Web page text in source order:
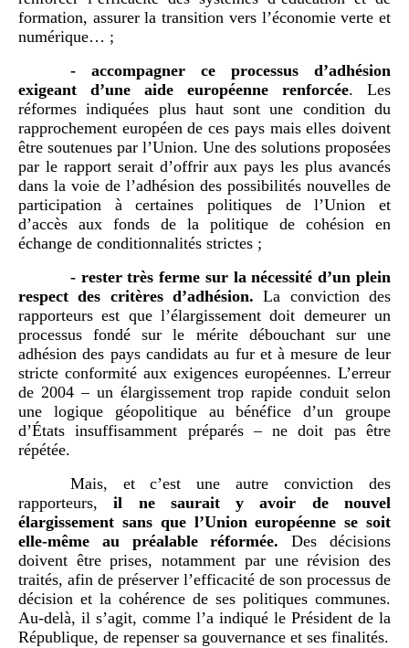
formation, assurer la transition vers l’économie verte et
numérique… ;
-
accompagner ce processus d’adhésion
exigeant d’une aide européenne renforcée. Les
réformes indiquées plus haut sont une condition du
rapprochement européen de ces pays mais elles doivent
être soutenues par l’Union. Une des solutions proposées
par le rapport serait d’offrir aux pays les plus avancés
dans la voie de l’adhésion des possibilités nouvelles de
participation à certaines politiques de l’Union et
d’accès aux fonds de la politique de cohésion en
échange de conditionnalités strictes ;
- rester très ferme sur la nécessité d’un plein
respect des critères d’adhésion.La conviction des
rapporteurs est que l’élargissement doit demeurer un
processus fondé sur le mérite débouchant sur une
adhésion des pays candidats au fur et à mesure de leur
stricte conformité aux exigences européennes. L’erreur
de 2004 – un élargissement trop rapide conduit selon
une logique géopolitique au bénéfice d’un groupe
d’États insuffisamment préparés – ne doit pas être
répétée.
Mais, et c’est une autre conviction des
rapporteurs, il ne saurait y avoir de nouvel
élargissement sans que l’Union européenne se soit
elle-même au préalable réformée.Des décisions
doivent être prises, notamment par une révision des
traités, afin de préserver l’efficacité de son processus de
décision et la cohérence de ses politiques communes.
Au-delà, il s’agit, comme l’a indiqué le Président de la
République, de repenser sa gouvernance et ses finalités.